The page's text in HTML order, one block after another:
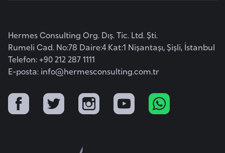
Hermes Consulting Org. Dış. Tic. Ltd. Şti.
Rumeli Cad. No:78 Daire:4 Kat:1 Nişantaşı, Şişli, İstanbul
Telefon: +90 212 287 1111
E-posta: info@hermesconsulting.com.tr
e
n
i
t
a